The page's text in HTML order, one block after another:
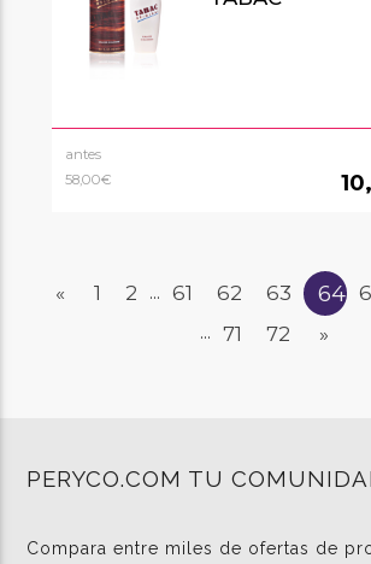
antes
58,00€
« 1 2 ... 61 62 63 64
... 71 72 »
PERYCO.COM TU
Compara entre miles de ofertas de